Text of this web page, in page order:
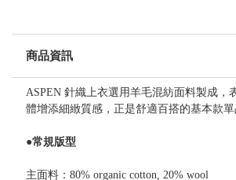
商品資訊
ASPEN 針織上衣選用羊毛混紡面料製成，
體增添細緻質感，正是舒適百搭的基本款單
●常規版型
主面料：80% organic cotton, 20% wool